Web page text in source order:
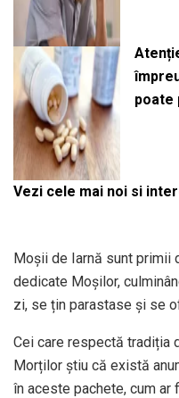
poate
Vezi cele mai noi si
Moșii de Iarnă sunt primii
dedicate Moșilor,
zi, se țin parastase și se
Cei care respectă tradiția
Morților știu că există
în aceste pachete, cum ar